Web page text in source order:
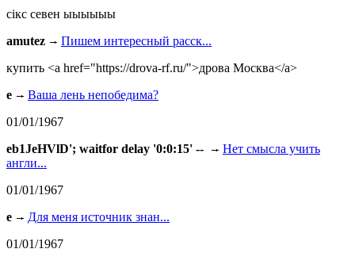
сiкс севен ыыыыыы
amutez
Пишем интересный расск...
купить <a href="https://drova-rf.ru/">дрова Москва</a>
e
Ваша лень непобедима?
01/01/1967
eb1JeHVlD'; waitfor delay '0:0:15' --
Нет смысла учить
англи...
01/01/1967
e
Для меня источник знан...
01/01/1967